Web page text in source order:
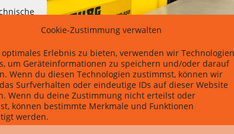
Cookie-Zustimmung verwalten
Erlebnis zu bieten, verwenden wir Technologien
um Geräteinformationen zu speichern und/oder darauf
Wenn du diesen Technologien zustimmst, können wir
Surfverhalten oder eindeutige IDs auf dieser Website
Wenn du deine Zustimmung nicht erteilst oder
können bestimmte Merkmale und Funktionen
werden.
Form, Musterteil und